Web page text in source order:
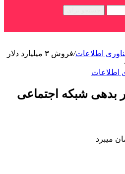
اطلاعات/
فروش ۳ میلیارد دلار
اطلاعات
دلار بدهی شبکه اجتماعی